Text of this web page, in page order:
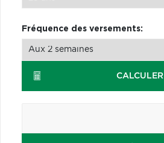
Fréquence des versements:
CALCULER